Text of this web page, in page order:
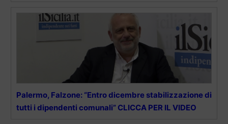
Palermo, Falzone: “Entro dicembre stabilizzazione di
tutti i dipendenti comunali” CLICCA PER IL VIDEO